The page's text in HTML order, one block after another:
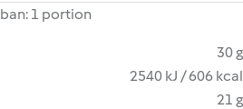
1 portion
30 g
2540 kJ / 606 kcal
21 g